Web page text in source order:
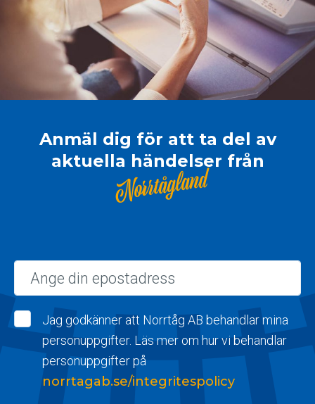
Anmäl dig för att ta del av
aktuella händelser från
Norrtågland
Jag godkänner att Norrtåg AB behandlar mina
personuppgifter. Läs mer om hur vi behandlar
personuppgifter på
norrtagab.se/integritespolicy